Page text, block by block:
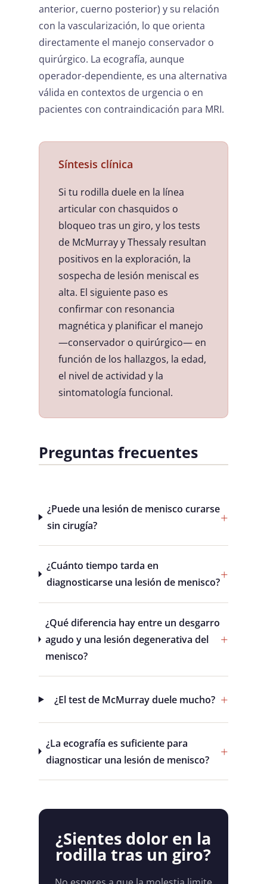
anterior, cuerno posterior) y su relación
con la vascularización, lo que orienta
directamente el manejo conservador o
quirúrgico. La ecografía, aunque
operador-dependiente, es una alternativa
válida en contextos de urgencia o en
pacientes con contraindicación para MRI.
Síntesis clínica
Si tu rodilla duele en la línea
articular con chasquidos o
bloqueo tras un giro, y los tests
de McMurray y Thessaly resultan
positivos en la exploración, la
sospecha de lesión meniscal es
alta. El siguiente paso es
confirmar con resonancia
magnética y planificar el manejo
—conservador o quirúrgico— en
función de los hallazgos, la edad,
el nivel de actividad y la
sintomatología funcional.
Preguntas frecuentes
¿Puede una lesión de menisco curarse
sin cirugía?
¿Cuánto tiempo tarda en
diagnosticarse una lesión de menisco?
¿Qué diferencia hay entre un desgarro
agudo y una lesión degenerativa del
menisco?
¿El test de McMurray duele mucho?
¿La ecografía es suficiente para
diagnosticar una lesión de menisco?
¿Sientes dolor en la
rodilla tras un giro?